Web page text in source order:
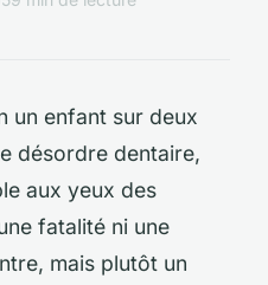
un enfant sur deux
désordre dentaire,
aux yeux des
fatalité ni une
mais plutôt un